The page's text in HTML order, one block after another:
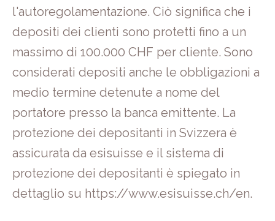
l'autoregolamentazione. Ciò significa che i
depositi dei clienti sono protetti fino a un
massimo di 100.000 CHF per cliente. Sono
considerati depositi anche le obbligazioni a
medio termine detenute a nome del
portatore presso la banca emittente. La
protezione dei depositanti in Svizzera è
assicurata da esisuisse e il sistema di
protezione dei depositanti è spiegato in
dettaglio su https://www.esisuisse.ch/en.